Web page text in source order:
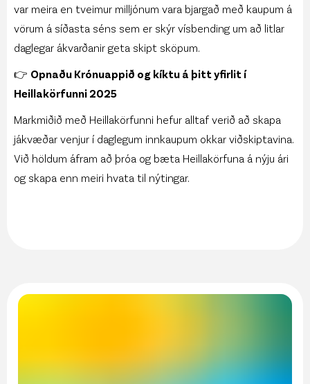
var meira en tveimur milljónum vara bjargað með kaupum á
vörum á síðasta séns sem er skýr vísbending um að litlar
daglegar ákvarðanir geta skipt sköpum.
👉 Opnaðu Krónuappið og kíktu á þitt yfirlit í
Heillakörfunni 2025
Markmiðið með Heillakörfunni hefur alltaf verið að skapa
jákvæðar venjur í daglegum innkaupum okkar viðskiptavina.
Við höldum áfram að þróa og bæta Heillakörfuna á nýju ári
og skapa enn meiri hvata til nýtingar.